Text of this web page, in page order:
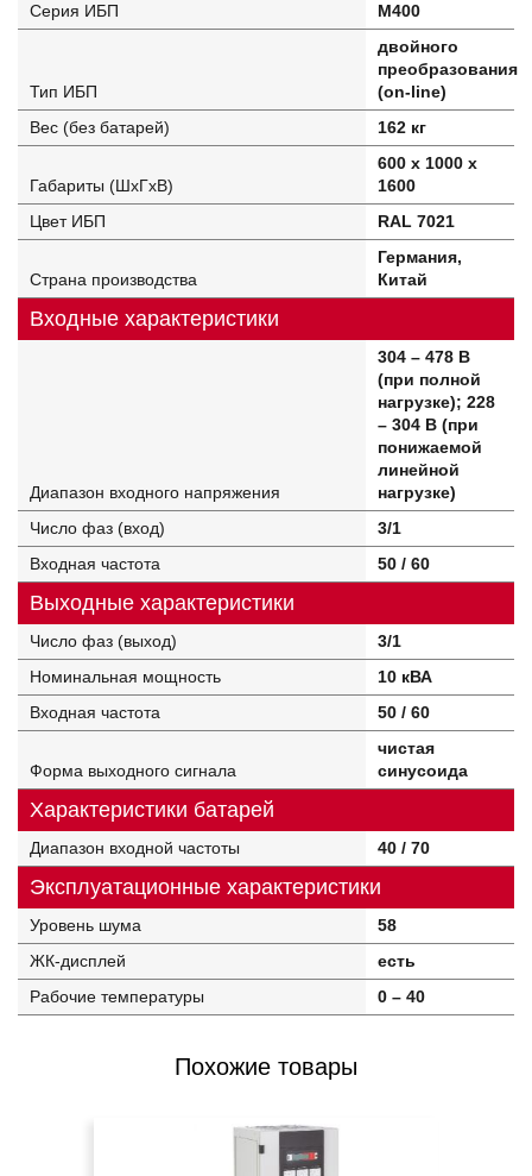
Серия ИБП
M400
Тип ИБП
двойного
преобразования
(on-line)
Вес (без батарей)
162 кг
Габариты (ШхГхВ)
600 x 1000 x
1600
Цвет ИБП
RAL 7021
Страна производства
Германия,
Китай
Входные характеристики
Диапазон входного напряжения
304 – 478 В
(при полной
нагрузке); 228
– 304 В (при
понижаемой
линейной
нагрузке)
Число фаз (вход)
3/1
Входная частота
50 / 60
Выходные характеристики
Число фаз (выход)
3/1
Номинальная мощность
10 кВА
Входная частота
50 / 60
Форма выходного сигнала
чистая
синусоида
Характеристики батарей
Диапазон входной частоты 40 / 70
Эксплуатационные характеристики
Уровень шума
58
ЖК-дисплей
есть
Рабочие температуры
0 – 40
Похожие товары